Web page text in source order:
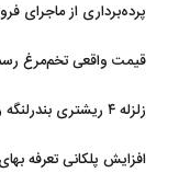
پرده‌برداری از ماجرای
قیمت واقعی تخم‌مرغ
زلزله ۴ ریشتری بندرلنگه را لرزاند
افزایش پلکانی تعرفه